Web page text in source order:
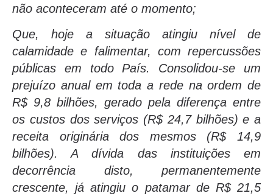
não aconteceram até o momento;
Que, hoje a situação atingiu nível de
calamidade e falimentar, com repercussões
públicas em todo País. Consolidou-se um
prejuízo anual em toda a rede na ordem de
R$ 9,8 bilhões, gerado pela diferença entre
os custos dos serviços (R$ 24,7 bilhões) e a
receita originária dos mesmos (R$ 14,9
bilhões). A dívida das instituições em
decorrência disto, permanentemente
crescente, já atingiu o patamar de R$ 21,5